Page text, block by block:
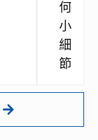
何
小
細
節